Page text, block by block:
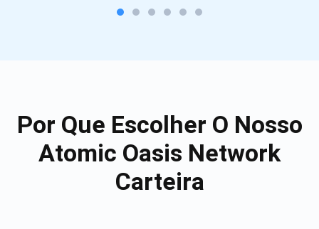
Por Que Escolher O Nosso
Atomic Oasis Network
Carteira